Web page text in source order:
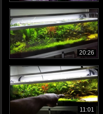
20:26
11:01